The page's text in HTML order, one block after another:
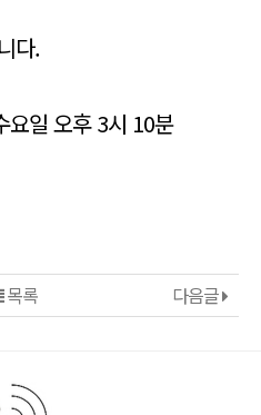
다.
요일 오후 3시 10분
다음글
목록